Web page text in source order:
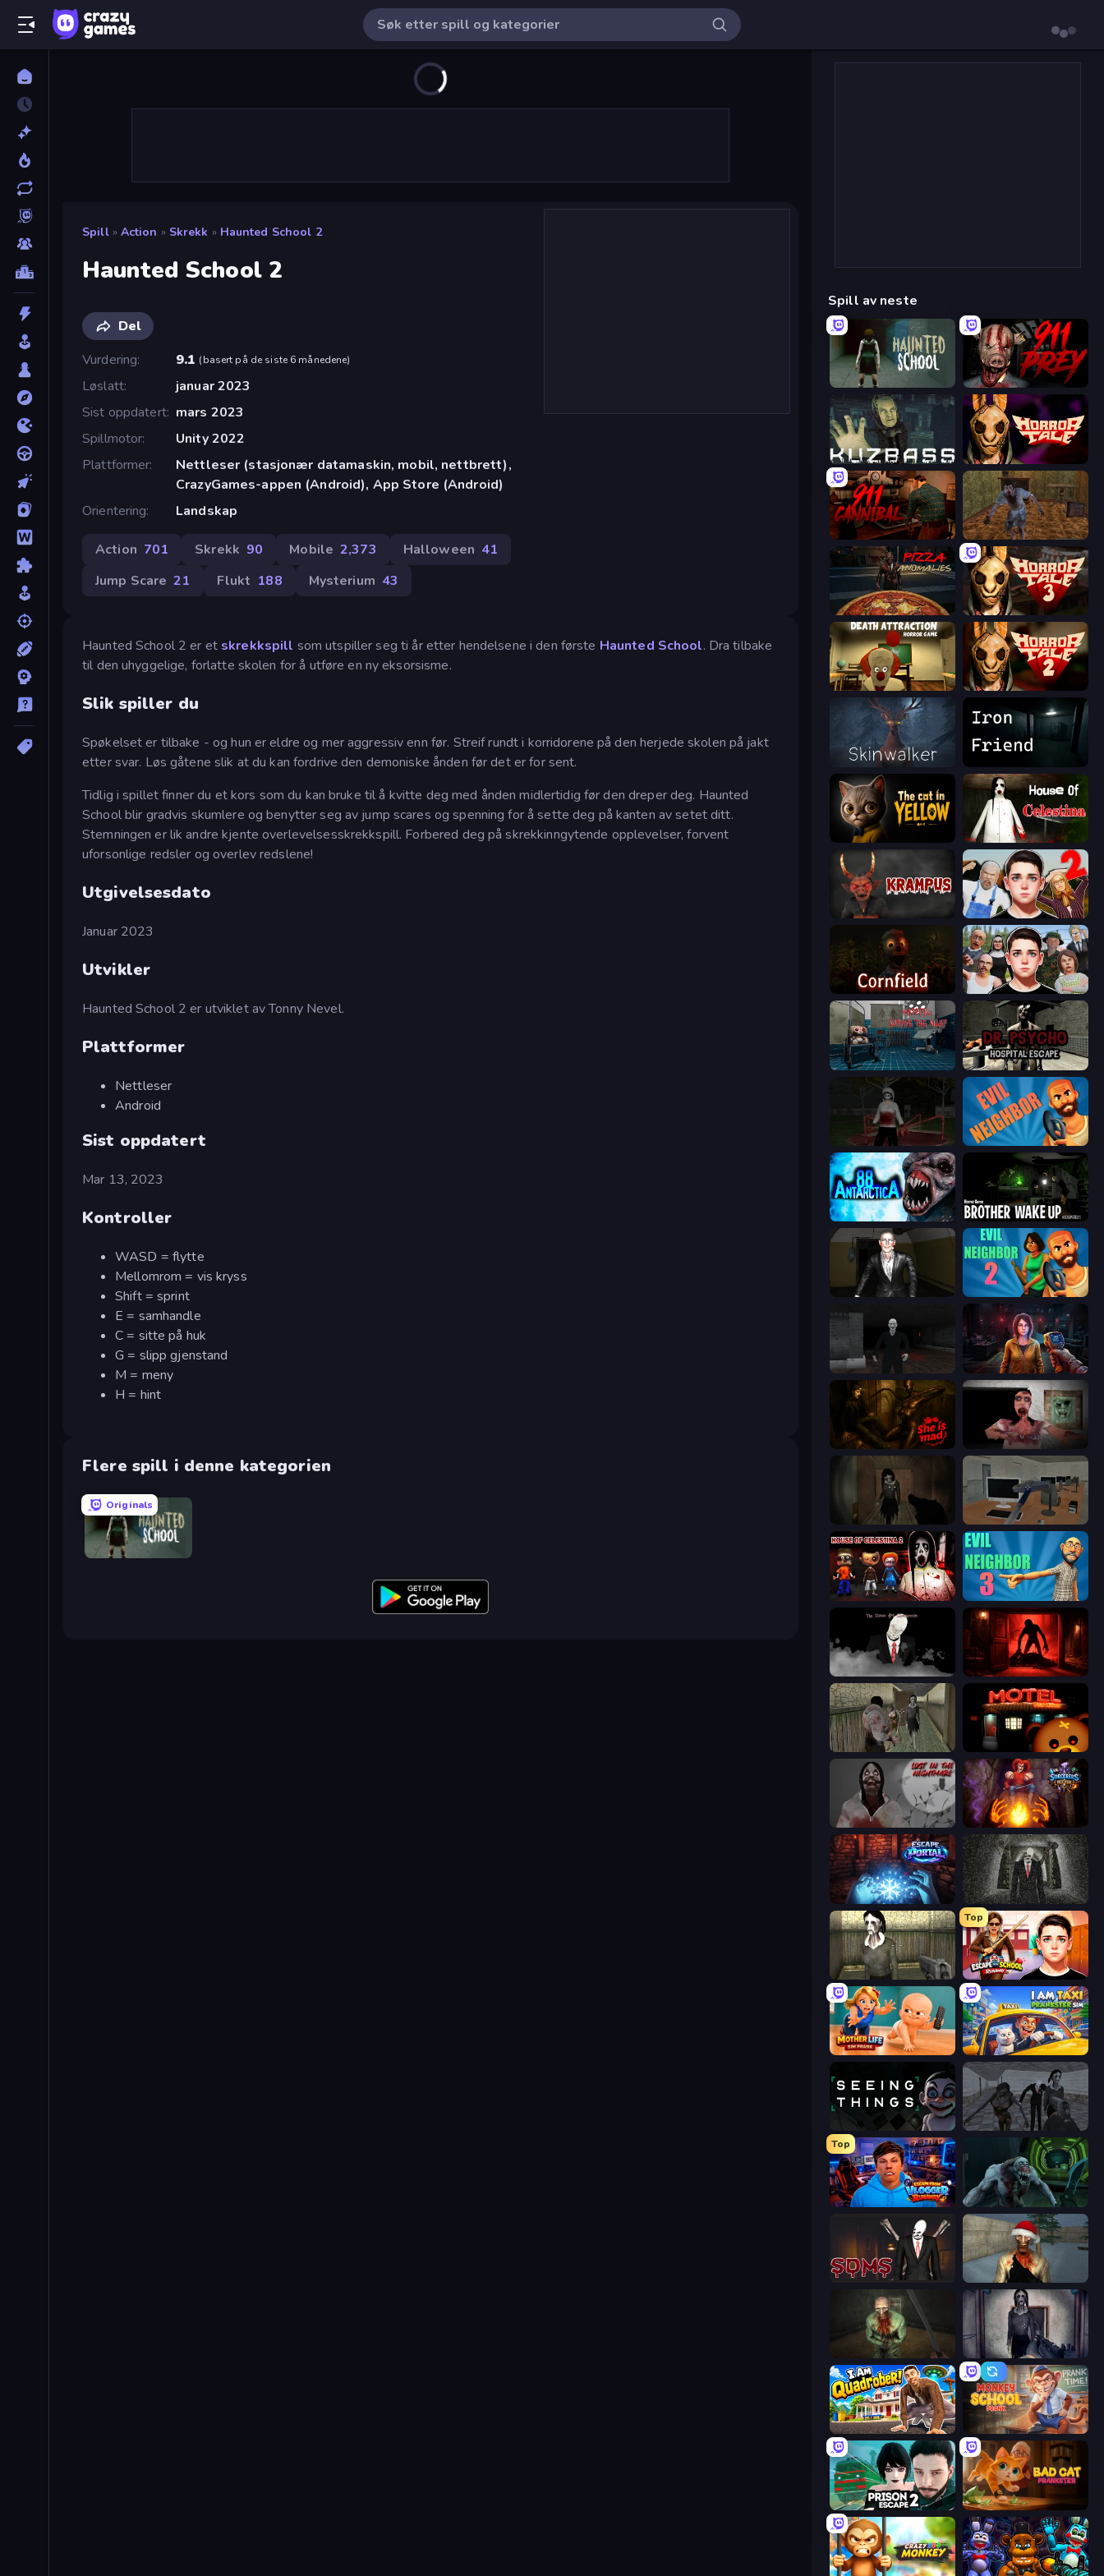
Spill » Action » Skrekk » Haunted School 2
Haunted School 2
Del
Vurdering
9.1 (basert på de siste 6 månedene)
Løslatt
januar 2023
Sist oppdatert mars 2023
Spillmotor
Unity 2022
Plattformer
Nettleser (stasjonær datamaskin, mobil, nettbrett),
CrazyGames-appen (Android), App Store (Android)
Orientering
Landskap
Action 701 Skrekk 90 Mobile 2,373 Halloween 41
Jump Scare 21 Flukt 188 Mysterium 43
Haunted School 2 er et skrekkspill som utspiller seg ti år etter hendelsene i den første Haunted School. Dra tilbake
til den uhyggelige, forlatte skolen for å utføre en ny eksorsisme.
Slik spiller du
Spøkelset er tilbake - og hun er eldre og mer aggressiv enn før. Streif rundt i korridorene på den herjede skolen på jakt
etter svar. Løs gåtene slik at du kan fordrive den demoniske ånden før det er for sent.
Tidlig i spillet finner du et kors som du kan bruke til å kvitte deg med ånden midlertidig før den dreper deg. Haunted
School blir gradvis skumlere og benytter seg av jump scares og spenning for å sette deg på kanten av setet ditt.
Stemningen er lik andre kjente overlevelsesskrekkspill. Forbered deg på skrekkinngytende opplevelser, forvent
uforsonlige redsler og overlev redslene!
Utgivelsesdato
Januar 2023
Utvikler
Haunted School 2 er utviklet av Tonny Nevel.
Plattformer
Nettleser
Android
Sist oppdatert
Mar 13, 2023
Kontroller
WASD = flytte
Mellomrom = vis kryss
Shift = sprint
E = samhandle
C = sitte på huk
G = slipp gjenstand
M = meny
H = hint
Flere spill i denne kategorien
Originals
Haunted School
Spill av neste
Haunted School 911: Prey
Kuzbass Horror Horror Tale
911: Cannibal Creepy Granny Scream: Scary Freddy
Pizza Anomalies
Death Attraction: Horror Game
Skinwalker
The Cat in Yellow House of Celestina
Krampus Schoolboy Escape 2
Cornfield Schoolboy Escape: Runaway
Hospital: Survive the Night Dr. Psycho: Hospital Escape
Jeff the Killer: Horrendous Smile Evil Neighbor
Antarctica 88 Brother Wake Up
Case: Smile 2 Evil Neighbor 2
Case: Smile Survival Zone Zombie Outbreak
She is Mad Silent House
Office Horror Story
House of Celestina: Chapter Two Evil Neighbor 3
The Dawn of Slenderman Doors Castle
Jeff the Killer vs Slendrina Bear Haven
Jeff The Killer: Lost in the Nightmare Sorcerers Refuge
Escape Portal Slenderman Must Die: Underground Bunker
Slendrina Must Die: The House
Top
Escape from School: Runaway
Mother Life Simulator: Prank I Am Taxi Prankster Sim
Seeing Things Slendrina Must Die: The School
Top
Escape from Vlogger: Runaway Shoot Your Nightmare: Space Isolation
Slenderman Must Die: Sanatorium 2021
Shoot Your Nightmare: The Beginning Slendrina Must Die: The Cellar
I Am Quadrober! Monkey School Prank
Prison Escape 2 Bad Cat Prankster